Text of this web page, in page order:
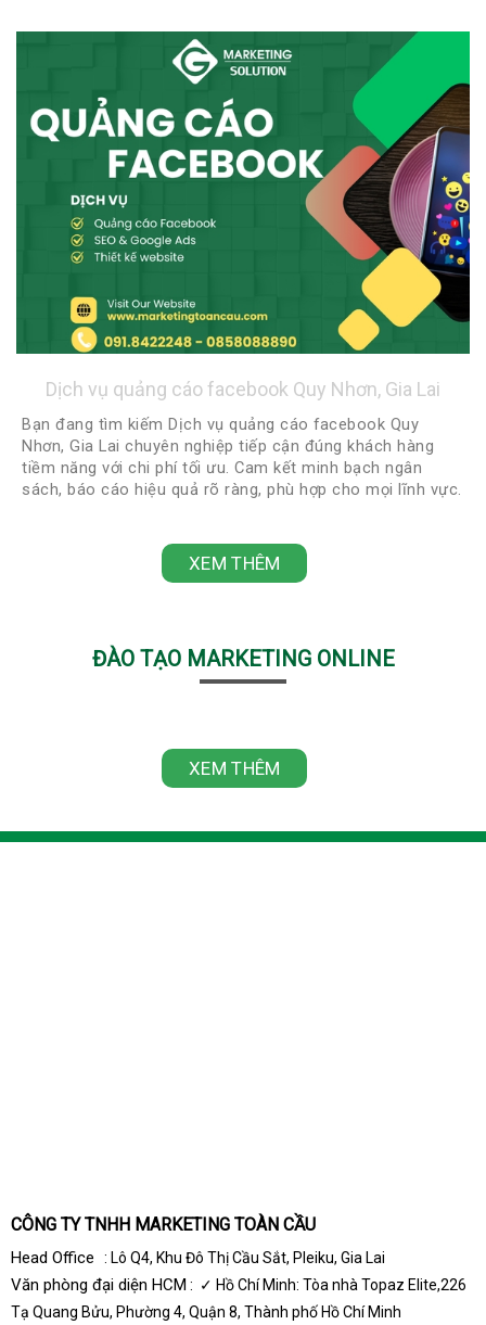
nhận chiến lược quảng cáo phù hợp nhất!
Dịch vụ quảng cáo facebook Quy Nhơn, Gia Lai
Bạn đang tìm kiếm Dịch vụ quảng cáo facebook Quy
Nhơn, Gia Lai chuyên nghiệp tiếp cận đúng khách hàng
tiềm năng với chi phí tối ưu. Cam kết minh bạch ngân
sách, báo cáo hiệu quả rõ ràng, phù hợp cho mọi lĩnh vực.
XEM THÊM
ĐÀO TẠO MARKETING ONLINE
XEM THÊM
CÔNG TY TNHH MARKETING TOÀN CẦU
Head Office : Lô Q4, Khu Đô Thị Cầu Sắt, Pleiku, Gia Lai
Văn phòng đại diện HCM : ✓ Hồ Chí Minh: Tòa nhà Topaz Elite,226
Tạ Quang Bửu, Phường 4, Quận 8, Thành phố Hồ Chí Minh